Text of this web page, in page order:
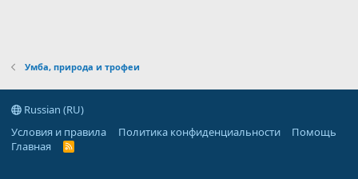
Умба, природа и трофеи
Russian (RU)
Условия и правила
Политика конфиденциальности
Помощь
Главная
R